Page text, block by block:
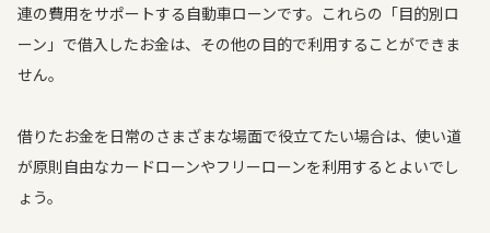
連の費用をサポートする自動車ローンです。これらの「目的別ロ
ーン」で借入したお金は、その他の目的で利用することができま
せん。
借りたお金を日常のさまざまな場面で役立てたい場合は、使い道
が原則自由なカードローンやフリーローンを利用するとよいでし
ょう。